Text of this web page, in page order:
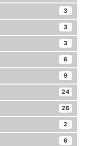
3
3
3
6
9
24
26
2
6